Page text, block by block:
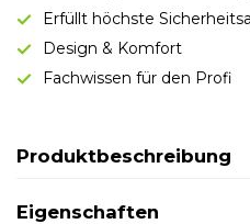
Erfüllt höchste
Design & Komfort
Fachwissen für den Profi
Produktbeschreibung
Eigenschaften